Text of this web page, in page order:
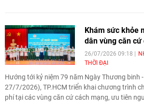
Khám sức khỏe
dân vùng căn cứ
26/07/2026 09:18
THỜI ĐẠI
Hướng tới kỷ niệm 79 năm Ngày Thương binh
27/7/2026), TP.HCM triển khai chương trình
phí tại các vùng căn cứ cách mạng, ưu tiên